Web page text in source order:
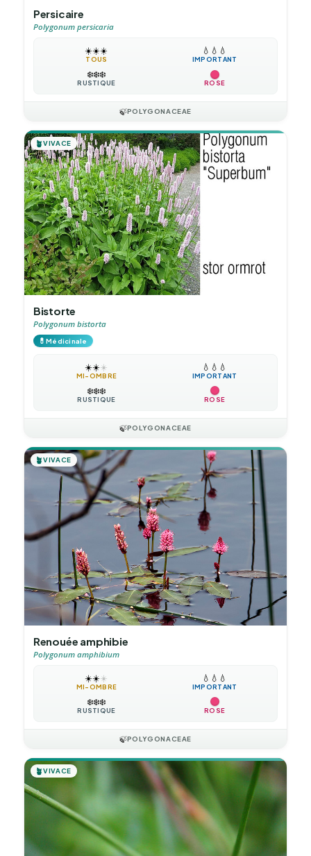
Persicaire
Polygonum persicaria
☀️☀️☀️
TOUS
💧 💧 💧
IMPORTANT
❄️❄️❄️
RUSTIQUE ROSE
🍃POLYGONACEAE
🪴VIVACE
Bistorte
Polygonum bistorta
💊Médicinale
☀️☀️☀️
MI-OMBRE
💧 💧 💧
IMPORTANT
❄️❄️❄️
RUSTIQUE ROSE
🍃POLYGONACEAE
🪴VIVACE
Renouée amphibie
Polygonum amphibium
☀️☀️☀️
MI-OMBRE
💧 💧 💧
IMPORTANT
❄️❄️❄️
RUSTIQUE ROSE
🍃POLYGONACEAE
🪴VIVACE